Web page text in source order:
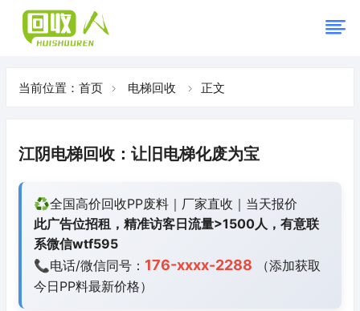
当前位置： 首页 电梯回收 正文
江阴电梯回收：让旧电梯化废为宝
♻️全国高价回收PP废料｜厂家直收｜当天报价
此广告位招租，精准访客日流量>1500人，有意联
系微信wtf595
📞电话/微信同号： 176-xxxx-2288 （添加获取
今日PP料最新价格）